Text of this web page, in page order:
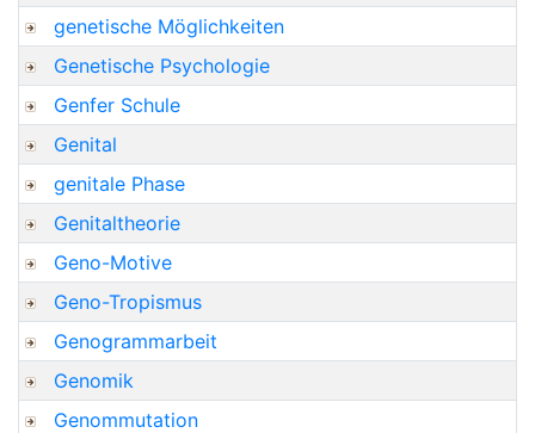
genetische Möglichkeiten
Genetische Psychologie
Genfer Schule
Genital
genitale Phase
Genitaltheorie
Geno-Motive
Geno-Tropismus
Genogrammarbeit
Genomik
Genommutation